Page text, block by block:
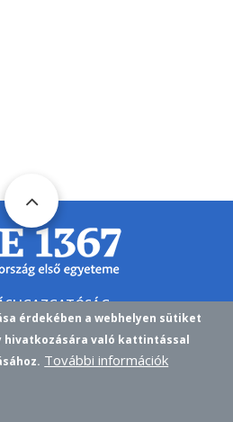
IGAZGATÓSÁG
PÁL U. 4.
érdekében a webhelyen sütiket
hivatkozására való kattintással
További információk